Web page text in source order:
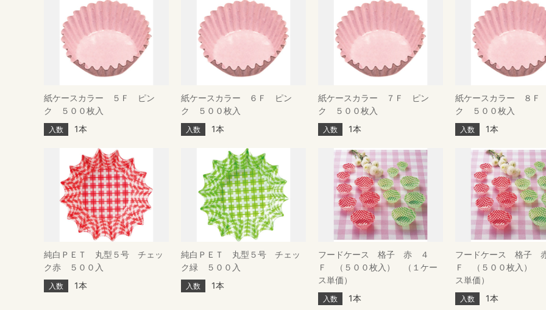
紙ケースカラー ５Ｆ ピン
ク ５００枚入
入数 1本
紙ケースカラー ６Ｆ ピン
ク ５００枚入
入数 1本
紙ケースカラー ７Ｆ ピン
ク ５００枚入
入数 1本
紙ケースカラー ８
ク ５００枚入
入数 1本
純白ＰＥＴ 丸型５号 チェッ
ク赤 ５００入
入数 1本
純白ＰＥＴ 丸型５号 チェッ
ク緑 ５００入
入数 1本
フードケース 格子 赤 ４
Ｆ （５００枚入） （１ケー
ス単価）
入数 1本
フードケース 格子
Ｆ （５００枚入）
ス単価）
入数 1本